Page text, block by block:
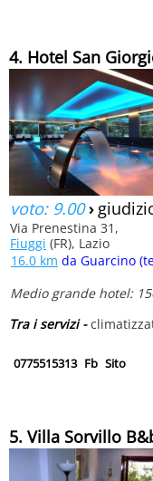
4. Hotel San
voto: 9.00›
Via Prenestina 31,
Fiuggi (FR), Lazio
16.0 km da Guarcino
Medio grande hotel:
Tra i servizi -
0775515313 Fb Sito
5. Villa Sorvillo